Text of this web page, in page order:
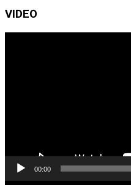
VIDEO
00:00